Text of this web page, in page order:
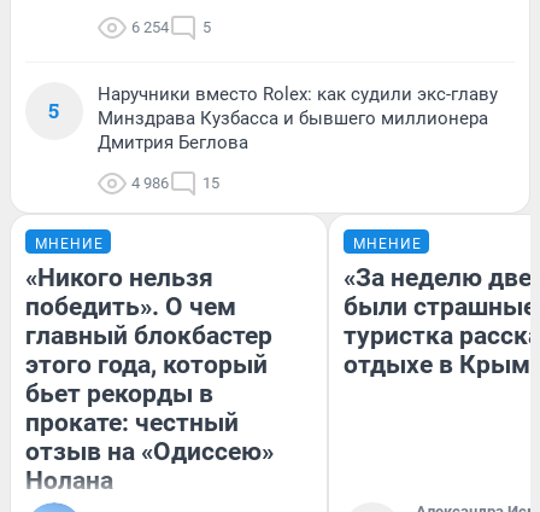
6 254 5
5
Наручники вместо Rolex: как судили экс-главу
Минздрава Кузбасса и бывшего миллионера
Дмитрия Беглова
4 986 15
МНЕНИЕ
«Никого нельзя
победить». О чем
главный блокбастер
этого года, который
бьет рекорды в
прокате: честный
отзыв на «Одиссею»
Нолана
МНЕНИЕ
«За неделю две
были
туристка
отдыхе в